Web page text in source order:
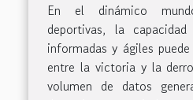
En el dinámico
deportivas, la
informadas y ágiles
entre la victoria y la
volumen de datos